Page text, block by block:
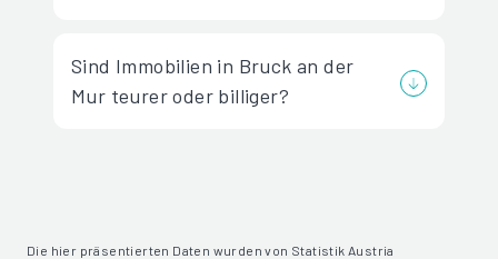
Sind Immobilien in Bruck an der
Mur teurer oder billiger?
Die hier präsentierten Daten wurden von Statistik Austria